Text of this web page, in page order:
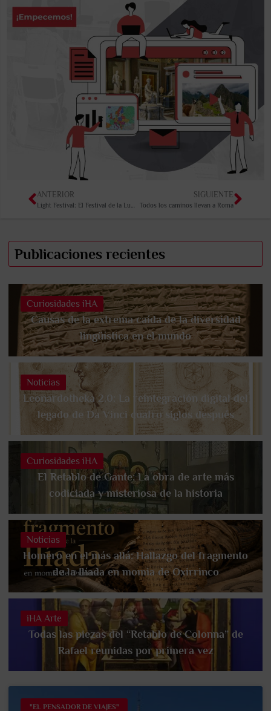
ANTERIOR SIGUIENTE
Todos los caminos llevan a Roma
Publicaciones recientes
Curiosidades iHA
Causas de la extrema caída de la diversidad
lingüística en el mundo
Noticias
Leonardotheka 2.0: La reintegración digital del
legado de Da Vinci cuatro siglos después
Curiosidades iHA
El Retablo de Gante: La obra de arte más
codiciada y misteriosa de la historia
Noticias
Homero en el más allá: Hallazgo del fragmento
de la Ilíada en momia de Oxirrinco
iHA Arte
Todas las piezas del “Retablo de Colonna” de
Rafael reunidas por primera vez
"EL PENSADOR DE VIAJES"